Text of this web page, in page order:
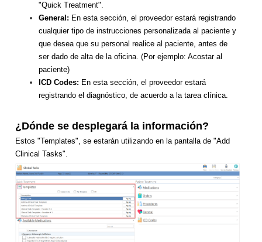
"Quick Treatment".
General: En esta sección, el proveedor estará registrando
cualquier tipo de instrucciones personalizada al paciente y
que desea que su personal realice al paciente, antes de
ser dado de alta de la oficina. (Por ejemplo: Acostar al
paciente)
ICD Codes: En esta sección, el proveedor estará
registrando el diagnóstico, de acuerdo a la tarea clínica.
¿Dónde se desplegará la información?
Estos "Templates", se estarán utilizando en la pantalla de "Add
Clinical Tasks".